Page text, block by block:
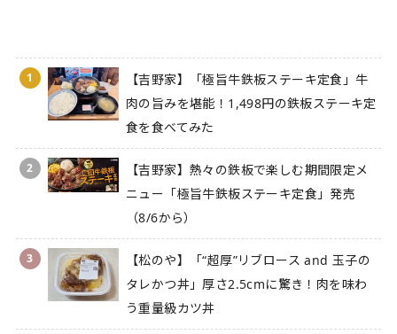
1
【吉野家】「極旨牛鉄板ステーキ定食」牛
肉の旨みを堪能！1,498円の鉄板ステーキ定
食を食べてみた
2
【吉野家】熱々の鉄板で楽しむ期間限定メ
ニュー「極旨牛鉄板ステーキ定食」発売
（8/6から）
3
【松のや】「“超厚”リブロース and 玉子の
タレかつ丼」厚さ2.5cmに驚き！肉を味わ
う重量級カツ丼